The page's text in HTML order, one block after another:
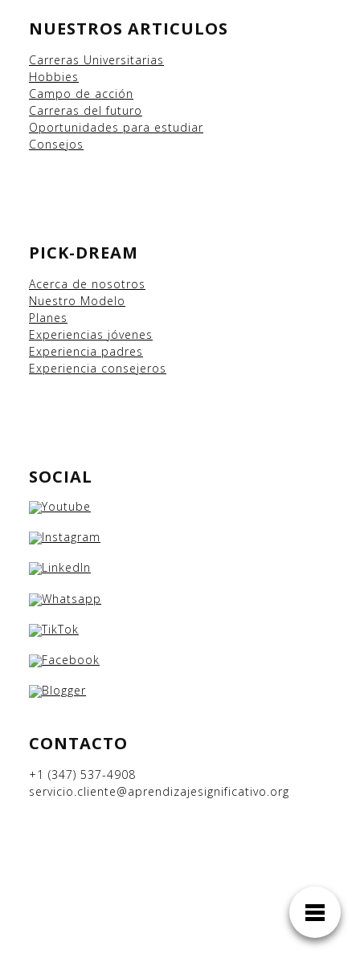
NUESTROS ARTICULOS
Carreras Universitarias
Hobbies
Campo de acción
Carreras del futuro
Oportunidades para estudiar
Consejos
PICK-DREAM
Acerca de nosotros
Nuestro Modelo
Planes
Experiencias jóvenes
Experiencia padres
Experiencia consejeros
SOCIAL
CONTACTO
+1 (347) 537-4908
servicio.cliente@aprendizajesignificativo.org